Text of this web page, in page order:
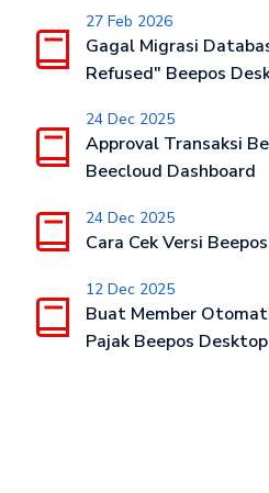
27 Feb 2026
Gagal Migrasi
Refused" Beepos
24 Dec 2025
Approval Transaksi
Beecloud Dashboard
24 Dec 2025
Cara Cek Versi
12 Dec 2025
Buat Member
Pajak Beepos